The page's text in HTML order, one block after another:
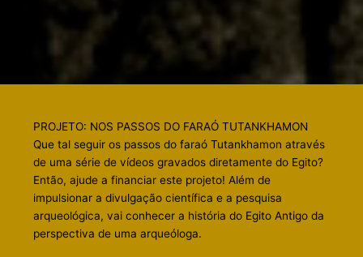
PROJETO: NOS PASSOS DO FARAÓ TUTANKHAMON
Que tal seguir os passos do faraó Tutankhamon através
de uma série de vídeos gravados diretamente do Egito?
Então, ajude a financiar este projeto! Além de
impulsionar a divulgação científica e a pesquisa
arqueológica, vai conhecer a história do Egito Antigo da
perspectiva de uma arqueóloga.